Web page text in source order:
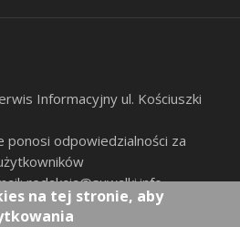
Informacyjny ul. Kościuszki
ponosi odpowiedzialności za
redakcja@suwalki.info,
na tej stronie, aby